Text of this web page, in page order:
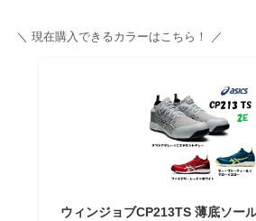
＼ 現在購入できるカラーはこちら！ ／
ウィンジョブCP213TS 薄底ソー